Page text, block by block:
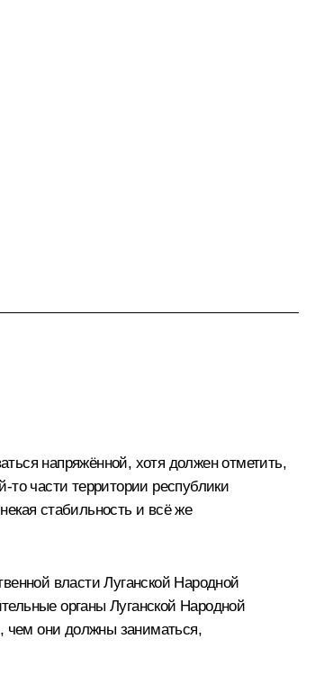
напряжённой, хотя должен отметить,
то части территории республики
стабильность и всё же
власти Луганской Народной
органы Луганской Народной
чем они должны заниматься,